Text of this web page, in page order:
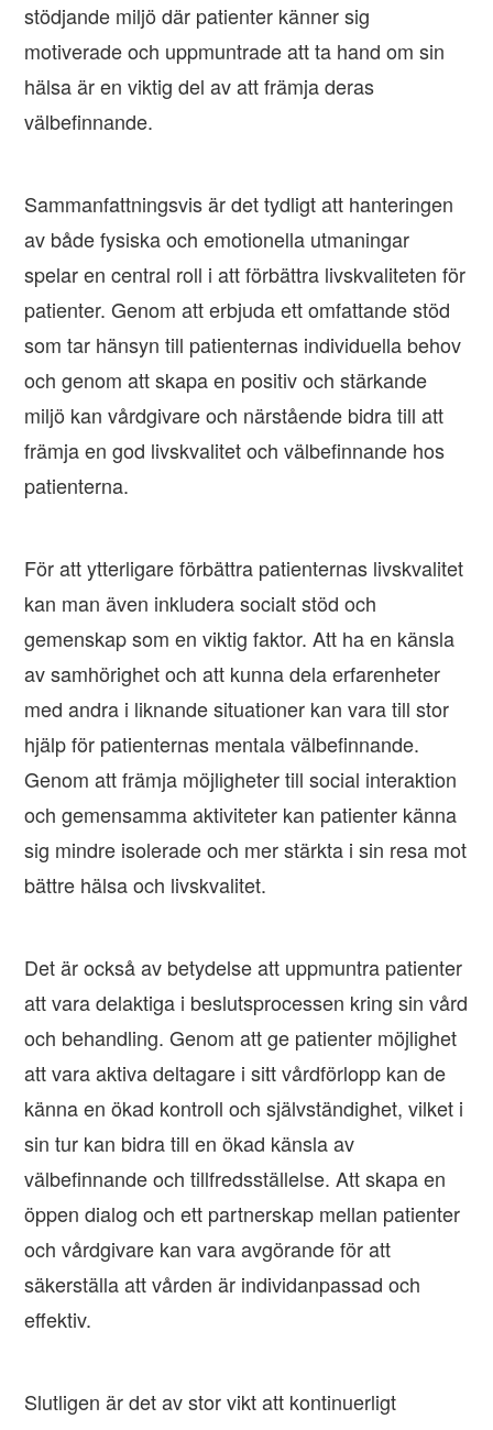
stödjande miljö där patienter känner sig
motiverade och uppmuntrade att ta hand om sin
hälsa är en viktig del av att främja deras
välbefinnande.
Sammanfattningsvis är det tydligt att hanteringen
av både fysiska och emotionella utmaningar
spelar en central roll i att förbättra livskvaliteten för
patienter. Genom att erbjuda ett omfattande stöd
som tar hänsyn till patienternas individuella behov
och genom att skapa en positiv och stärkande
miljö kan vårdgivare och närstående bidra till att
främja en god livskvalitet och välbefinnande hos
patienterna.
För att ytterligare förbättra patienternas livskvalitet
kan man även inkludera socialt stöd och
gemenskap som en viktig faktor. Att ha en känsla
av samhörighet och att kunna dela erfarenheter
med andra i liknande situationer kan vara till stor
hjälp för patienternas mentala välbefinnande.
Genom att främja möjligheter till social interaktion
och gemensamma aktiviteter kan patienter känna
sig mindre isolerade och mer stärkta i sin resa mot
bättre hälsa och livskvalitet.
Det är också av betydelse att uppmuntra patienter
att vara delaktiga i beslutsprocessen kring sin vård
och behandling. Genom att ge patienter möjlighet
att vara aktiva deltagare i sitt vårdförlopp kan de
känna en ökad kontroll och självständighet, vilket i
sin tur kan bidra till en ökad känsla av
välbefinnande och tillfredsställelse. Att skapa en
öppen dialog och ett partnerskap mellan patienter
och vårdgivare kan vara avgörande för att
säkerställa att vården är individanpassad och
effektiv.
Slutligen är det av stor vikt att kontinuerligt